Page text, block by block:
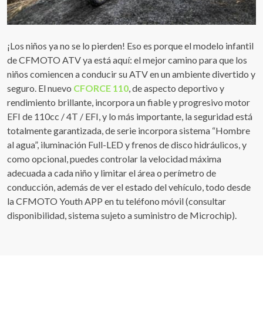
¡Los niños ya no se lo pierden! Eso es porque el modelo infantil
de CFMOTO ATV ya está aquí: el mejor camino para que los
niños comiencen a conducir su ATV en un ambiente divertido y
seguro. El nuevo CFORCE 110, de aspecto deportivo y
rendimiento brillante, incorpora un fiable y progresivo motor
EFI de 110cc / 4T / EFI, y lo más importante, la seguridad está
totalmente garantizada, de serie incorpora sistema “Hombre
al agua”, iluminación Full-LED y frenos de disco hidráulicos, y
como opcional, puedes controlar la velocidad máxima
adecuada a cada niño y limitar el área o perímetro de
conducción, además de ver el estado del vehículo, todo desde
la CFMOTO Youth APP en tu teléfono móvil (consultar
disponibilidad, sistema sujeto a suministro de Microchip).